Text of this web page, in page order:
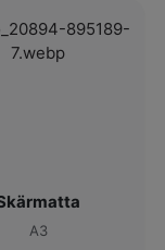
några frågor! Hitta
idag.
A3